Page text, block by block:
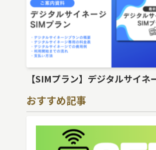
【SIMプラン】デジタルサイネ
おすすめ記事